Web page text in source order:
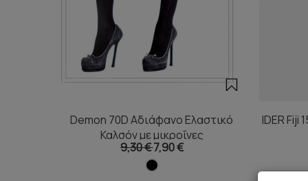
Demon 70D Αδιάφανο Ελαστικό
Καλσόν με μικροΐνες
9,30 €7,90 €
IDER Fiji